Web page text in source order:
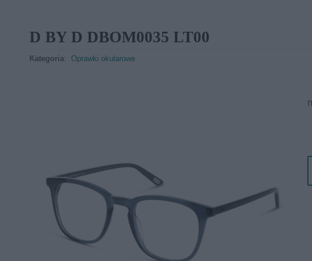
D BY D DBOM0035 LT00
Kategoria: Oprawki okularowe